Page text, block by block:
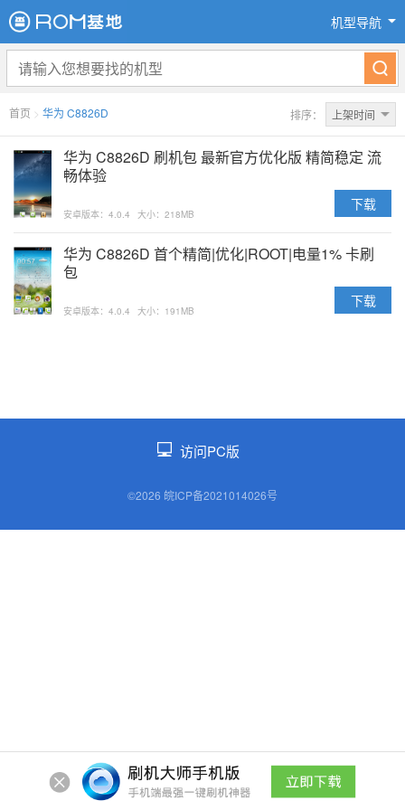
机型导航
首页 > 华为 C8826D 排序： 上架时间
华为 C8826D 刷机包 最新官方优化版 精简稳定 流
畅体验
安卓版本：4.0.4 大小：218MB
下载
华为 C8826D 首个精简|优化|ROOT|电量1% 卡刷
包
安卓版本：4.0.4 大小：191MB
下载
访问PC版
©2026 皖ICP备2021014026号